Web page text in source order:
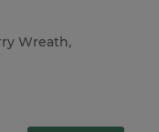
Wreath,